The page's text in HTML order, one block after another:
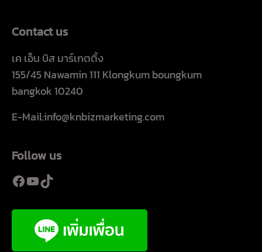
Contact us
เค เอ็น บิส มาร์เกตติ้ง
155/45 Nawamin 111 Klongkum boungkum
bangkok 10240
E-Mail:info@knbizmarketing.com
Follow us
Facebook
YouTube
TikTok